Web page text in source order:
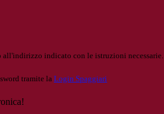
all'indirizzo indicato con le istruzioni necessarie.
tramite la Login Spaggiari